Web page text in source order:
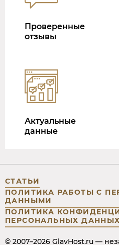
Проверенные
отзывы
Актуальные
данные
© 2007–2026 GlavHost.ru —
СТАТЬИ
ПОЛИТИКА РАБОТЫ С
ДАННЫМИ
ПОЛИТИКА
ПЕРСОНАЛЬНЫХ ДАННЫХ